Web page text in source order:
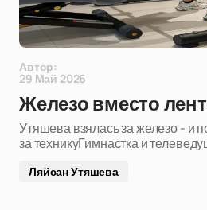
Автор:
29 Май 2026
Железо вместо
Утяшева взялась за железо - и
за техникуГимнастка и
Ляйсан Утяшева